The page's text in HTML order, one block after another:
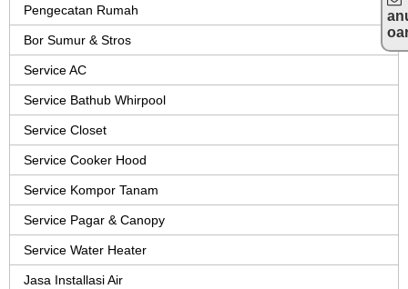
Pengecatan Rumah
Bor Sumur & Stros
Service AC
Service Bathub Whirpool
Service Closet
Service Cooker Hood
Service Kompor Tanam
Service Pagar & Canopy
Service Water Heater
Jasa Installasi Air